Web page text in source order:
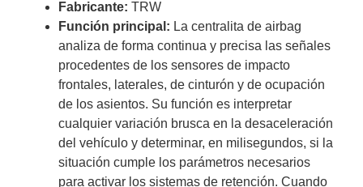
Fabricante:TRW
Función principal: La centralita de airbag
analiza de forma continua y precisa las señales
procedentes de los sensores de impacto
frontales, laterales, de cinturón y de ocupación
de los asientos. Su función es interpretar
cualquier variación brusca en la desaceleración
del vehículo y determinar, en milisegundos, si la
situación cumple los parámetros necesarios
para activar los sistemas de retención. Cuando